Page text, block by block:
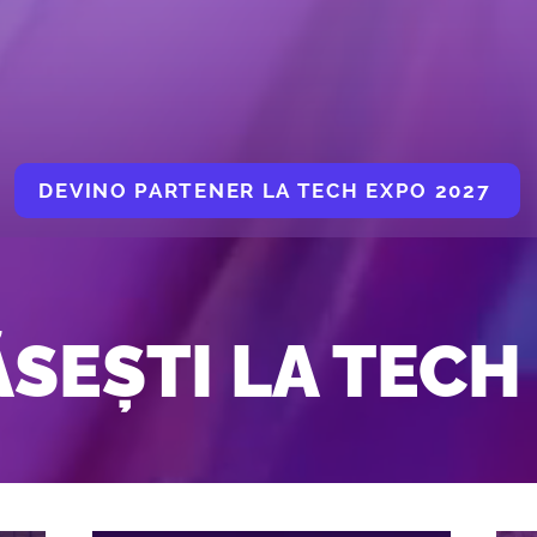
DEVINO PARTENER LA TECH EXPO 2027
LA